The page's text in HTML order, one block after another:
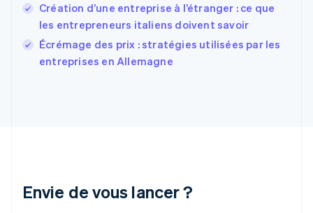
Création d’une entreprise à l’étranger : ce que
les entrepreneurs italiens doivent savoir
Écrémage des prix : stratégies utilisées par les
entreprises en Allemagne
Envie de vous lancer ?
FrançaisEnglish
Gibraltar
English
Grèce
English
Japon